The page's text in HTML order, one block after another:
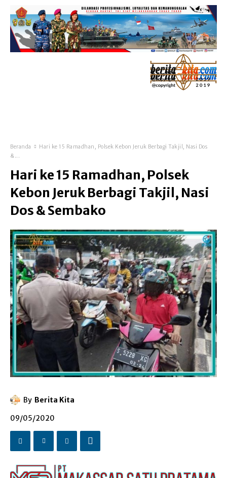
Beranda
Hari ke 15 Ramadhan, Polsek Kebon Jeruk Berbagi Takjil, Nasi Dos
&...
Hari ke 15 Ramadhan, Polsek
Kebon Jeruk Berbagi Takjil, Nasi
Dos & Sembako
By Berita Kita
09/05/2020